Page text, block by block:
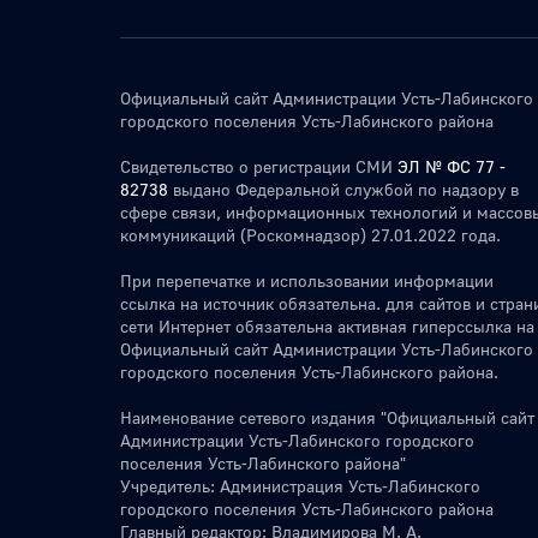
Официальный сайт Администрации Усть-Лабинского
городского поселения Усть-Лабинского района
Свидетельство о регистрации СМИ ЭЛ № ФС 77 -
82738 выдано Федеральной службой по надзору в
сфере связи, информационных технологий и
коммуникаций (Роскомнадзор) 27.01.2022 года.
При перепечатке и использовании информации
ссылка на источник обязательна. для сайтов и
сети Интернет обязательна активная гиперссылка на
Официальный сайт Администрации Усть-Лабинского
городского поселения Усть-Лабинского района.
Наименование сетевого издания "Официальный сайт
Администрации Усть-Лабинского городского
поселения Усть-Лабинского района"
Учредитель: Администрация Усть-Лабинского
городского поселения Усть-Лабинского района
Главный редактор: Владимирова М. А.